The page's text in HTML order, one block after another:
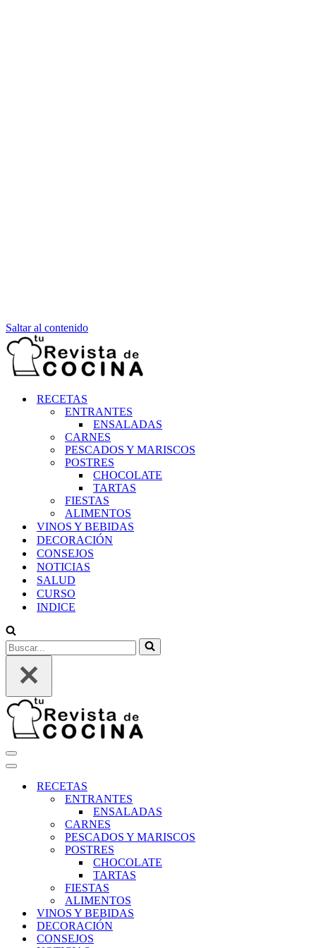
Saltar al contenido
RECETAS
ENTRANTES
ENSALADAS
CARNES
PESCADOS Y MARISCOS
POSTRES
CHOCOLATE
TARTAS
FIESTAS
ALIMENTOS
VINOS Y BEBIDAS
DECORACIÓN
CONSEJOS
NOTICIAS
SALUD
CURSO
INDICE
Buscar...
Menú
de
Menú
navegaciónRECETAS
ENTRANTES
ENSALADAS
CARNES
PESCADOS Y MARISCOS
POSTRES
CHOCOLATE
TARTAS
FIESTAS
ALIMENTOS
VINOS Y BEBIDAS
DECORACIÓN
CONSEJOS